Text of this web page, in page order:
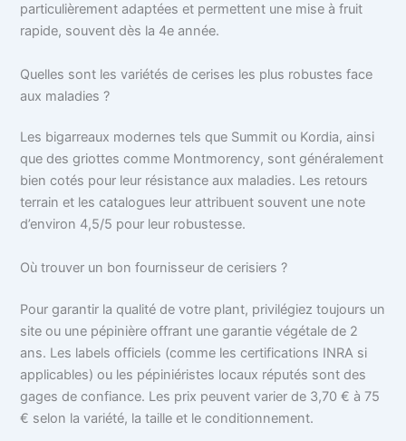
particulièrement adaptées et permettent une mise à fruit
rapide, souvent dès la 4e année.
Quelles sont les variétés de cerises les plus robustes face
aux maladies ?
Les bigarreaux modernes tels que Summit ou Kordia, ainsi
que des griottes comme Montmorency, sont généralement
bien cotés pour leur résistance aux maladies. Les retours
terrain et les catalogues leur attribuent souvent une note
d’environ 4,5/5 pour leur robustesse.
Où trouver un bon fournisseur de cerisiers ?
Pour garantir la qualité de votre plant, privilégiez toujours un
site ou une pépinière offrant une garantie végétale de 2
ans. Les labels officiels (comme les certifications INRA si
applicables) ou les pépiniéristes locaux réputés sont des
gages de confiance. Les prix peuvent varier de 3,70 € à 75
€ selon la variété, la taille et le conditionnement.